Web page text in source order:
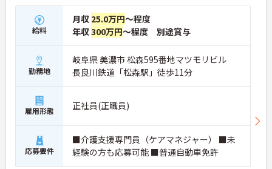
給料
月収 25.0万円～程度
年収300万円～程度 別途賞与
勤務地
岐阜県 美濃市 松森595番地マツモリビル
長良川鉄道「松森駅」徒歩11分
雇用形態 正社員(正職員)
応募要件
■介護支援専門員（ケアマネジャー） ■未
経験の方も応募可能 ■普通自動車免許